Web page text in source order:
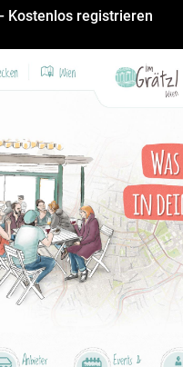
Kostenlos registrieren